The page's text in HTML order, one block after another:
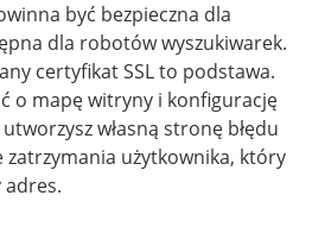
być bezpieczna dla
dla robotów wyszukiwarek.
certyfikat SSL to podstawa.
o mapę witryny i konfigurację
własną stronę błędu
zatrzymania użytkownika, który
adres.